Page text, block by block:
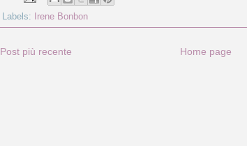
Labels: Irene Bonbon
Post più recente Home page